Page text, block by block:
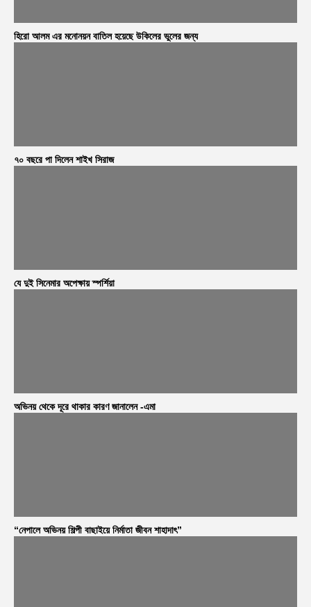
হিরো আলম এর মনোনয়ন বাতিল হয়েছে উকিলের ভুলের জন্য
৭০ বছরে পা দিলেন শাইখ সিরাজ
যে দুই সিনেমার অপেক্ষায় স্পর্শিয়া
অভিনয় থেকে দূরে থাকার কারণ জানালেন -এমা
“নেপালে অভিনয় শিল্পী বাছাইয়ে নির্মাতা জীবন শাহাদাৎ”